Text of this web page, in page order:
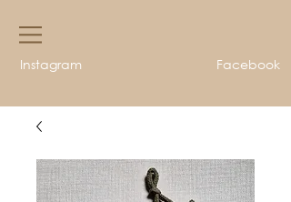
Instagram Facebook